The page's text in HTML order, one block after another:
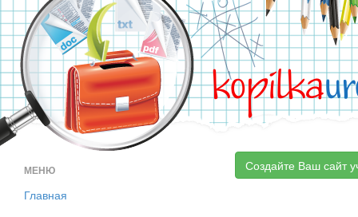
kopilka
МЕНЮ
Главная
Создайте Ваш сайт